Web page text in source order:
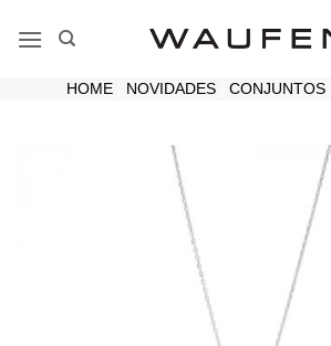
HOME| NOVIDADES| CONJUNTOS|